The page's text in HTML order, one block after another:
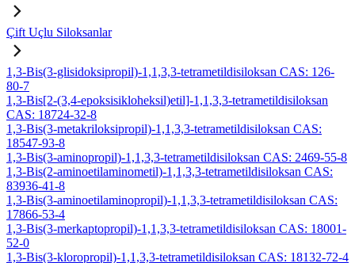
Çift Uçlu Siloksanlar
1,3-Bis(3-glisidoksipropil)-1,1,3,3-tetrametildisiloksan CAS: 126-
80-7
1,3-Bis[2-(3,4-epoksisikloheksil)etil]-1,1,3,3-tetrametildisiloksan
CAS: 18724-32-8
1,3-Bis(3-metakriloksipropil)-1,1,3,3-tetrametildisiloksan CAS:
18547-93-8
1,3-Bis(3-aminopropil)-1,1,3,3-tetrametildisiloksan CAS: 2469-55-8
1,3-Bis(2-aminoetilaminometil)-1,1,3,3-tetrametildisiloksan CAS:
83936-41-8
1,3-Bis(3-aminoetilaminopropil)-1,1,3,3-tetrametildisiloksan CAS:
17866-53-4
1,3-Bis(3-merkaptopropil)-1,1,3,3-tetrametildisiloksan CAS: 18001-
52-0
1,3-Bis(3-kloropropil)-1,1,3,3-tetrametildisiloksan CAS: 18132-72-4